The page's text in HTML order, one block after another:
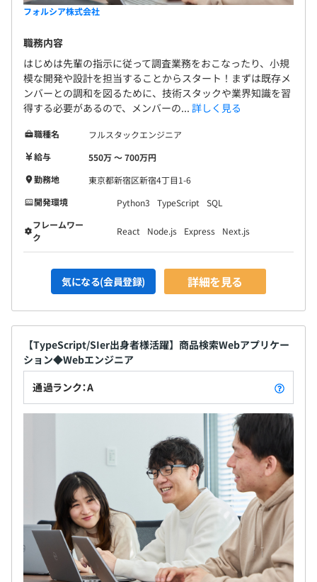
フォルシア株式会社
職務内容
はじめは先輩の指示に従って調査業務をおこなったり、小規
模な開発や設計を担当することからスタート！まずは既存メ
ンバーとの調和を図るために、技術スタックや業界知識を習
得する必要があるので、メンバーの... 詳しく見る
職種名
フルスタックエンジニア
給与
550万 〜 700万円
勤務地
東京都新宿区新宿4丁目1-6
開発環境
Python3 TypeScript
SQL
フレームワー
ク
React Node.js Express Next.js
気になる(会員登録) 詳細を見る
【TypeScript/SIer出身者様活躍】商品検索Webアプリケー
ション◆Webエンジニア
通過ランク：A